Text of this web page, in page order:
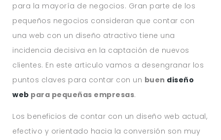
para la mayoría de negocios. Gran parte de los
pequeños negocios consideran que contar con
una web con un diseño atractivo tiene una
incidencia decisiva en la captación de nuevos
clientes. En este articulo vamos a desengranar los
puntos claves para contar con un buen diseño
web para pequeñas empresas.
Los beneficios de contar con un diseño web actual,
efectivo y orientado hacia la conversión son muy